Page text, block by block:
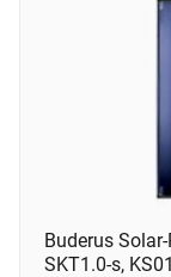
Buderus
SKT1.0-s,